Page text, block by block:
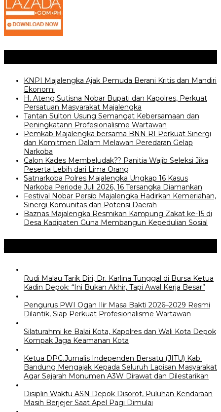
KNPI Majalengka Ajak Pemuda Berani Kritis dan Mandiri
Ekonomi
H. Ateng Sutisna Nobar Bupati dan Kapolres, Perkuat
Persatuan Masyarakat Majalengka
‎Tantan Sulton Usung Semangat Kebersamaan dan
Peningkatann Profesionalisme Wartawan
Pemkab Majalengka bersama BNN RI Perkuat Sinergi
dan Komitmen Dalam Melawan Peredaran Gelap
Narkoba
‎Calon Kades Membeludak?? Panitia Wajib Seleksi Jika
Peserta Lebih dari Lima Orang
Satnarkoba Polres Majalengka Ungkap 16 Kasus
Narkoba Periode Juli 2026, 16 Tersangka Diamankan
Festival Nobar Persib Majalengka Hadirkan Kemeriahan,
Sinergi Komunitas dan Potensi Daerah
Baznas Majalengka Resmikan Kampung Zakat ke-15 di
Desa Kadipaten Guna Membangun Kepedulian Sosial
Rudi Malau Tarik Diri, Dr. Karlina Tunggal di Bursa Ketua
Kadin Depok: “Ini Bukan Akhir, Tapi Awal Kerja Besar”
Pengurus PWI Ogan Ilir Masa Bakti 2026–2029 Resmi
Dilantik, Siap Perkuat Profesionalisme Wartawan
Silaturahmi ke Balai Kota, Kapolres dan Wali Kota Depok
Kompak Jaga Keamanan Kota
Ketua DPC.Jurnalis Independen Bersatu (JITU) Kab.
Bandung Mengajak Kepada Seluruh Lapisan Masyarakat
Agar Sejarah Monumen A3W Dirawat dan Dilestarikan
Disiplin Waktu ASN Depok Disorot, Puluhan Kendaraan
Masih Berjejer Saat Apel Pagi Dimulai